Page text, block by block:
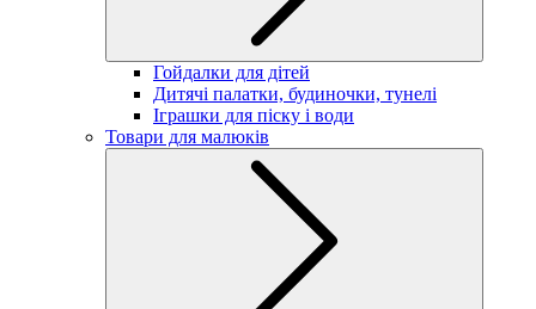
Гойдалки для дітей
Дитячі палатки, будиночки, тунелі
Іграшки для піску і води
Товари для малюків